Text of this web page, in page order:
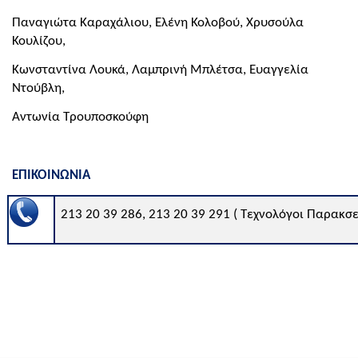
Παναγιώτα Καραχάλιου, Ελένη Κολοβού, Χρυσούλα
Κουλίζου,
Κωνσταντίνα Λουκά, Λαμπρινή Μπλέτσα, Ευαγγελία
Ντούβλη,
Αντωνία Τρουποσκούφη
ΕΠΙΚΟΙΝΩΝΙΑ
213 20 39 286, 213 20 39 291 ( Τεχνολόγοι